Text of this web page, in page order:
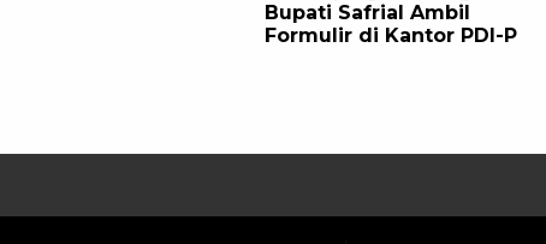
Bupati Safrial Ambil
Formulir di Kantor PDI-P